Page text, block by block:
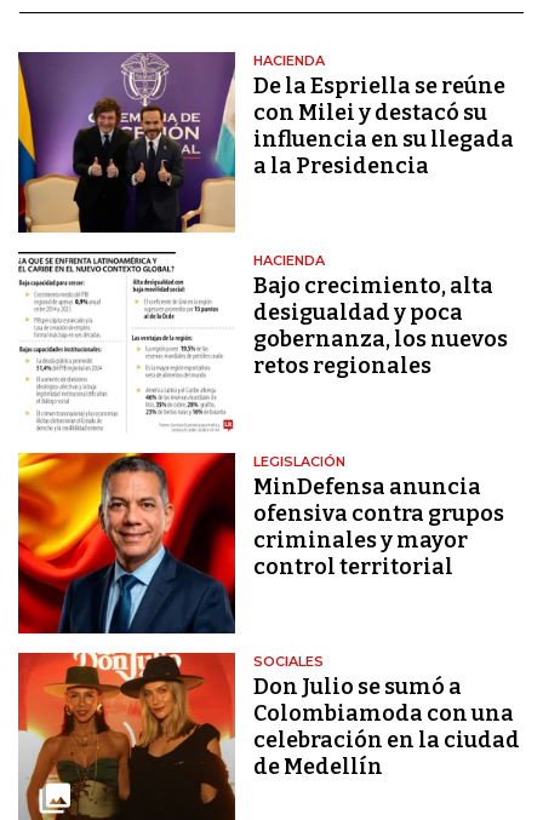
HACIENDA
De la Espriella se reúne
con Milei y destacó su
influencia en su llegada
a la Presidencia
HACIENDA
Bajo crecimiento, alta
desigualdad y poca
gobernanza, los nuevos
retos regionales
LEGISLACIÓN
MinDefensa anuncia
ofensiva contra grupos
criminales y mayor
control territorial
SOCIALES
Don Julio se sumó a
Colombiamoda con una
celebración en la ciudad
de Medellín